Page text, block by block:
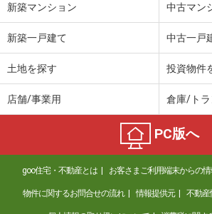
新築マンション 中古マン
新築一戸建て 中古一戸
土地を探す 投資物件
店舗/事業用 倉庫/トラ
PC版へ
goo住宅・不動産とは お客さまご利用端末からの
物件に関するお問合せの流れ 情報提供元 不動産